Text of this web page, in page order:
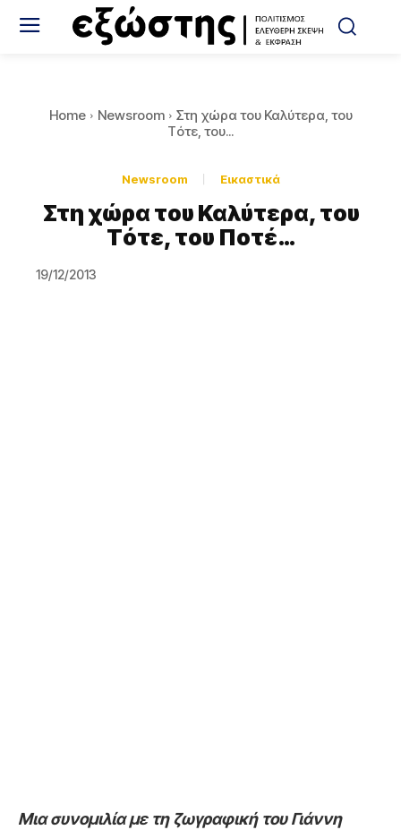
Home Newsroom
Στη χώρα του Καλύτερα, του
Tότε, του...
Newsroom Εικαστικά
Στη χώρα του Καλύτερα, του
Tότε, του Ποτέ…
19/12/2013
Μια συνομιλία με τη ζωγραφική τουΓιάννη